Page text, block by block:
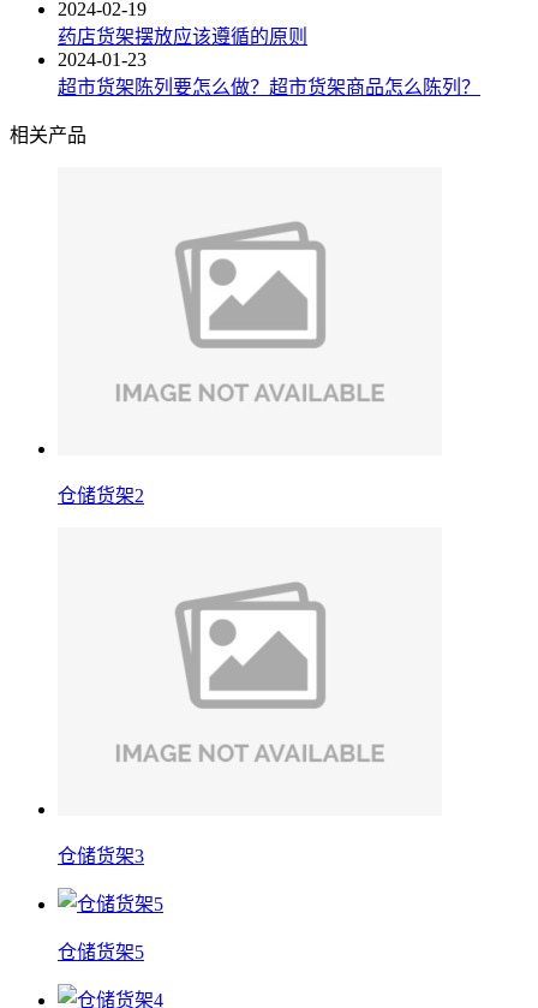
2024-02-19
药店货架摆放应该遵循的原则
2024-01-23
超市货架陈列要怎么做？超市货架商品怎么陈列？
相关产品
仓储货架2
仓储货架3
仓储货架5